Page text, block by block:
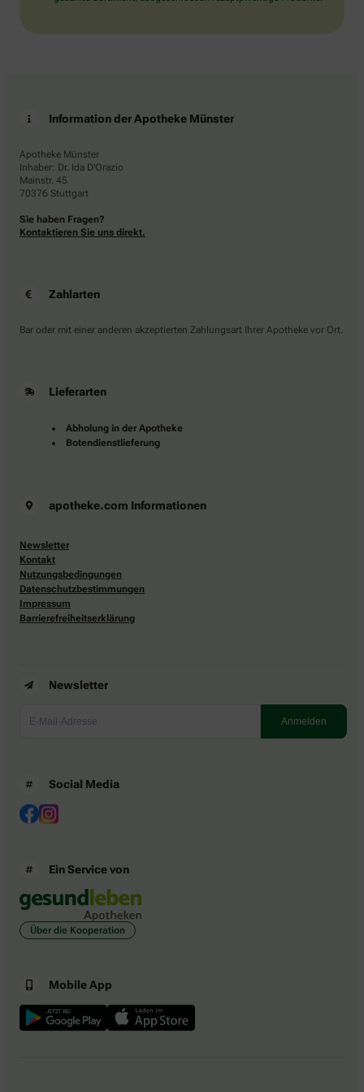
Information der Apotheke Münster
Apotheke Münster
Inhaber: Dr. Ida D'Orazio
Mainstr. 45
70376 Stuttgart
Sie haben Fragen?
Kontaktieren Sie uns direkt.
Zahlarten
Bar oder mit einer anderen akzeptierten Zahlungsart Ihrer Apotheke vor Ort.
Lieferarten
Abholung in der Apotheke
Botendienstlieferung
apotheke.com Informationen
Newsletter
Kontakt
Nutzungsbedingungen
Datenschutzbestimmungen
Impressum
Barrierefreiheitserklärung
Newsletter
Social Media
Ein Service von
Über die Kooperation
Mobile App